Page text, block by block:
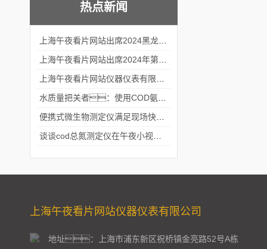
热点新闻
上海午夜看片网站仪器仪表有限公司
地址：上海市浦东新区祝桥镇金亮路52号A栋